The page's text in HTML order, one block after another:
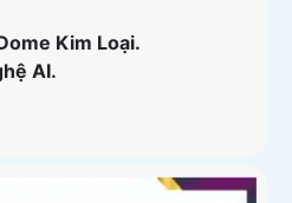
Kim Loại.
AI.